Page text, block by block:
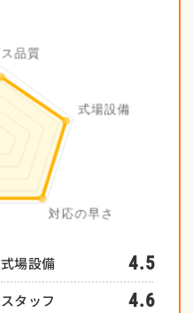
式場設備 4.5
スタッフ 4.6